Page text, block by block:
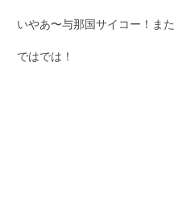
いやあ〜与那国サイコー！ま
ではでは！